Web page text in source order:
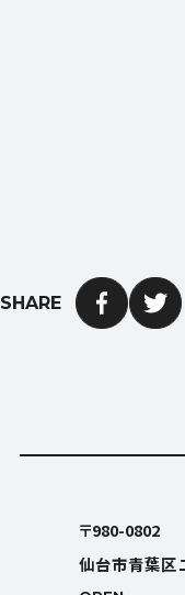
SHARE
〒980-0802
仙台市青葉区